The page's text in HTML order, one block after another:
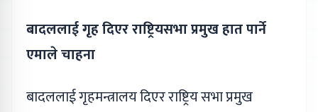
बादललाई गृह दिएर राष्ट्रियसभा प्रमुख हात पार्ने
एमाले चाहना
बादललाई गृहमन्त्रालय दिएर राष्ट्रिय सभा प्रमुख